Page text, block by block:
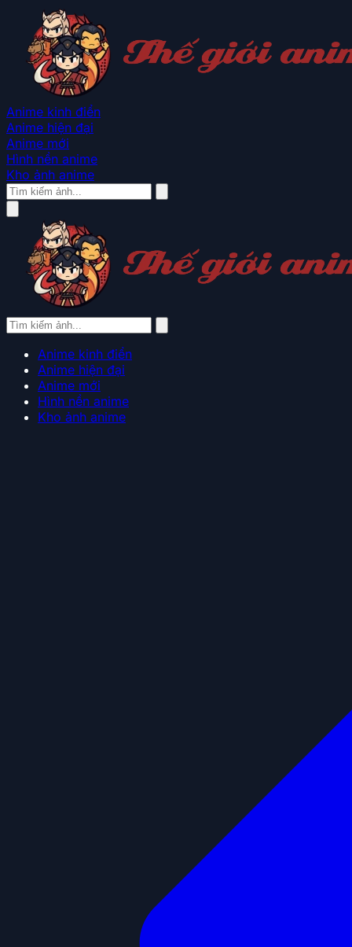
Anime kinh điển
Anime hiện đại
Anime mới
Hình nền anime
Kho ảnh anime
Anime kinh điển
Anime hiện đại
Anime mới
Hình nền anime
Kho ảnh anime